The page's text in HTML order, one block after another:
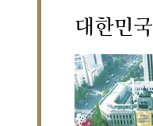
대한민국